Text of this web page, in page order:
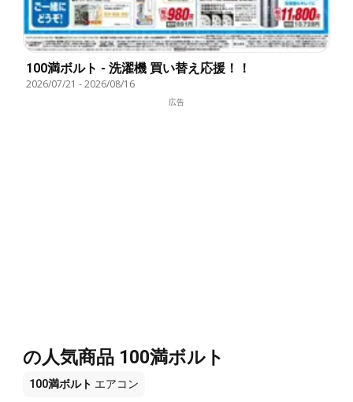
100満ボルト - 洗濯機 買い替え応援！！
2026/07/21 -2026/08/16
広告
の人気商品 100満ボルト
100満ボルト エアコン